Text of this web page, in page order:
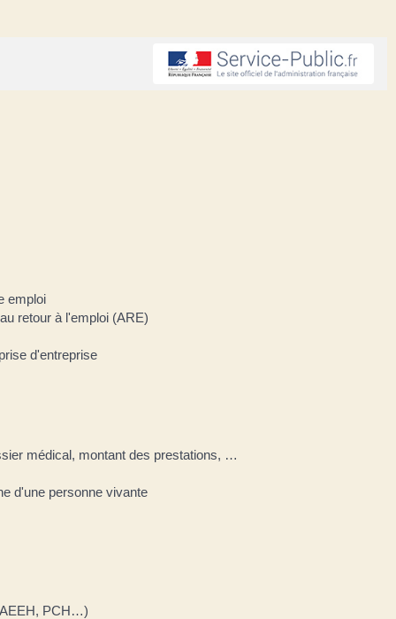
emploi
retour à l'emploi (ARE)
d'entreprise
médical, montant des prestations, …
d'une personne vivante
PCH…)